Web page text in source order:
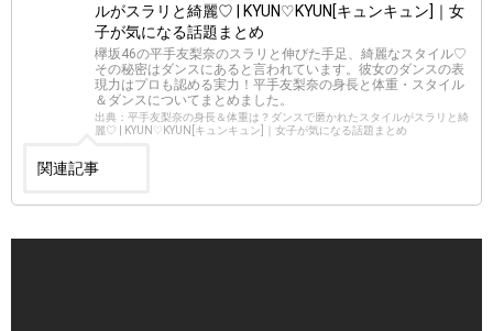
ルがスラリと綺麗♡ | KYUN♡KYUN[キュンキュン]｜女
子が気になる話題まとめ
欅坂46の平手友梨奈のスラリと伸びた手足、綺麗なスタイル♡
その秘密はダンスにあると言われています。彼女のダンスの表
現力はプロも認める実力！平手友梨奈の身長と体重・スタイル
＆ダンスについてまとめました。
出典：平手友梨奈の身長＆体重は？ダンスで磨かれたスタイルがスラリと綺
麗♡ | KYUN♡KYUN[キュンキュン]｜女子が気になる話題まとめ
関連記事